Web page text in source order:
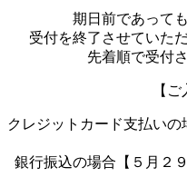
期日前であって
受付を終了させていた
先着順で受付
【
クレジットカード支払い
銀行振込の場合【５月２